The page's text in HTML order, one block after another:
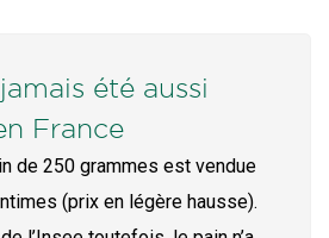
été aussi
France
de 250 grammes est ven­due
(prix en légère hausse).